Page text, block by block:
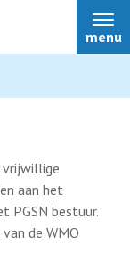
menu
aan het
PGSN bestuur.
de WMO